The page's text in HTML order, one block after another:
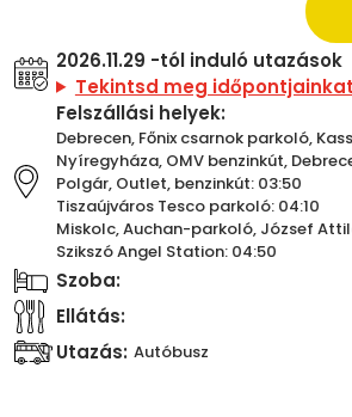
2026.11.29 -tól induló utazások
Tekintsd meg
Felszállási helyek:
Debrecen, Főnix csarnok parkoló,
Nyíregyháza, OMV benzinkút,
Polgár, Outlet, benzinkút: 03:50
Tiszaújváros Tesco parkoló: 04:10
Miskolc, Auchan-parkoló, József
Szikszó Angel Station: 04:50
Szoba:
Ellátás:
Utazás: Autóbusz